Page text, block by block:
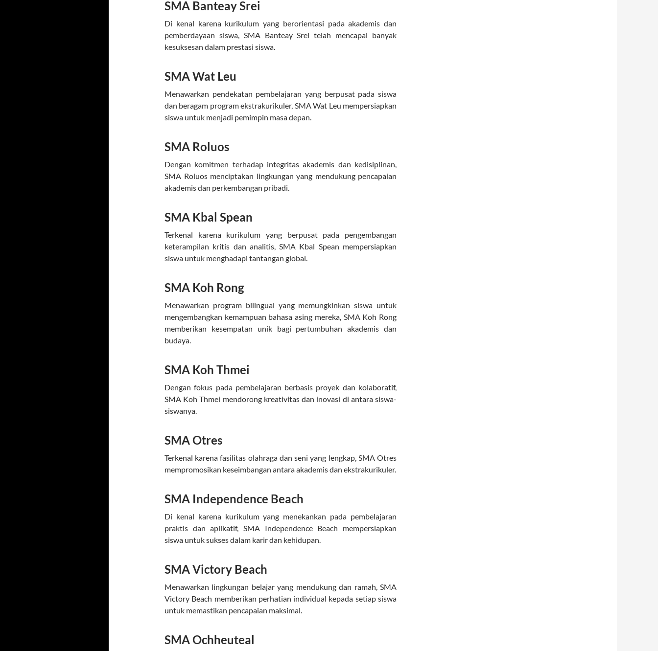
SMA Banteay Srei
Di kenal karena kurikulum yang berorientasi pada akademis dan
pemberdayaan siswa, SMA Banteay Srei telah mencapai banyak
kesuksesan dalam prestasi siswa.
SMA Wat Leu
Menawarkan pendekatan pembelajaran yang berpusat pada siswa
dan beragam program ekstrakurikuler, SMA Wat Leu mempersiapkan
siswa untuk menjadi pemimpin masa depan.
SMA Roluos
Dengan komitmen terhadap integritas akademis dan kedisiplinan,
SMA Roluos menciptakan lingkungan yang mendukung pencapaian
akademis dan perkembangan pribadi.
SMA Kbal Spean
Terkenal karena kurikulum yang berpusat pada pengembangan
keterampilan kritis dan analitis, SMA Kbal Spean mempersiapkan
siswa untuk menghadapi tantangan global.
SMA Koh Rong
Menawarkan program bilingual yang memungkinkan siswa untuk
mengembangkan kemampuan bahasa asing mereka, SMA Koh Rong
memberikan kesempatan unik bagi pertumbuhan akademis dan
budaya.
SMA Koh Thmei
Dengan fokus pada pembelajaran berbasis proyek dan kolaboratif,
SMA Koh Thmei mendorong kreativitas dan inovasi di antara siswa-
siswanya.
SMA Otres
Terkenal karena fasilitas olahraga dan seni yang lengkap, SMA Otres
mempromosikan keseimbangan antara akademis dan ekstrakurikuler.
SMA Independence Beach
Di kenal karena kurikulum yang menekankan pada pembelajaran
praktis dan aplikatif, SMA Independence Beach mempersiapkan
siswa untuk sukses dalam karir dan kehidupan.
SMA Victory Beach
Menawarkan lingkungan belajar yang mendukung dan ramah, SMA
Victory Beach memberikan perhatian individual kepada setiap siswa
untuk memastikan pencapaian maksimal.
SMA Ochheuteal